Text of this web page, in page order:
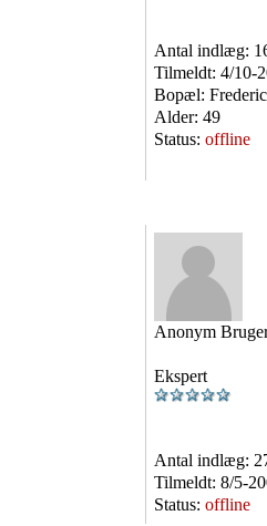
Antal indlæg:
Tilmeldt: 4/10-
Bopæl:
Alder: 49
Status: offline
Anonym
Ekspert
Antal indlæg:
Tilmeldt: 8/5-
Status: offline